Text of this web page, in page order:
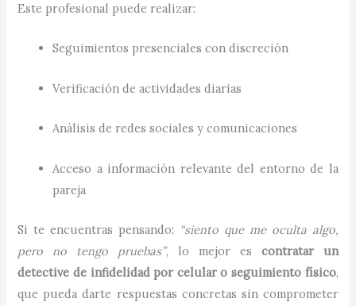
Este profesional puede realizar:
Seguimientos presenciales con discreción
Verificación de actividades diarias
Análisis de redes sociales y comunicaciones
Acceso a información relevante del entorno de la
pareja
Si te encuentras pensando: “siento que me oculta algo,
pero no tengo pruebas”, lo mejor es contratar un
detective de infidelidad por celular o seguimiento físico,
que pueda darte respuestas concretas sin comprometer